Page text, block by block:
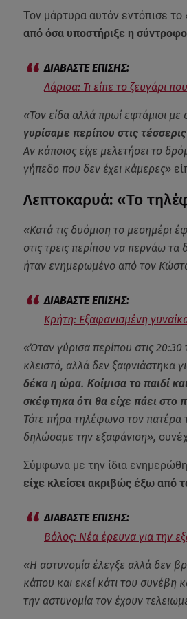
Τον μάρτυρα αυτόν εντόπισε
από όσα υποστήριξε η
Λάρισα: Τι είπε το ζευγάρι
«Τον είδα αλλά πρωί εφτάμισι
γυρίσαμε περίπου στις
Αν κάποιος είχε μελετήσει το
γήπεδο που δεν έχει κάμερες»
Λεπτοκαρυά: «Το
«Κατά τις δυόμιση το μεσημέρι
στις τρεις περίπου να περνάω
ήταν ενημερωμένο από τον
Κρήτη: Εξαφανισμένη
«Όταν γύρισα περίπου στις
κλειστό, αλλά δεν ξαφνιάστηκα
δέκα η ώρα. Κοίμισα το παιδί
σκέφτηκα ότι θα είχε πάει στο
Τότε πήρα τηλέφωνο τον πατέρα
δηλώσαμε την εξαφάνιση»,
Σύμφωνα με την ίδια
είχε κλείσει ακριβώς έξω από
Βόλος: Νέα έρευνα για την
«Η αστυνομία έλεγξε αλλά δεν
κάπου και εκεί κάτι του
την αστυνομία τον έχουν